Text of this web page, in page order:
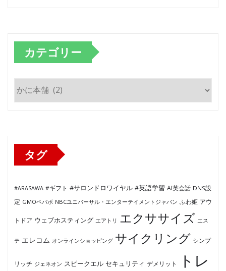
カテゴリー
テ
タグ
#ARASAWA #ギフト #サロンドロワイヤル #英語学習 AI英会話 DNS設
定 GMOペパボ NBCユニバーサル・エンターテイメントジャパン ふわ姫 アウ
トドア ウェブホスティング エアトリ エクササイズ エス
テ エレコム オンラインショッピング サイクリング シンプ
リッチ ジェネオン スピークエル セキュリティ デメリット
トレ